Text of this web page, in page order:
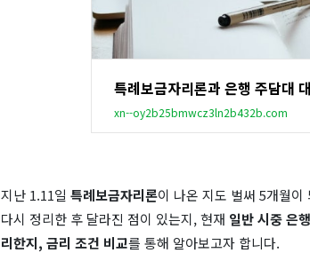
특례보금자리론과 은행 주담대
xn--oy2b25bmwcz3ln2b432b.com
지난 1.11일 특례보금자리론이 나온 지도 벌써 5개월
다시 정리한 후 달라진 점이 있는지, 현재 일반 시중 은
리한지, 금리 조건 비교를 통해 알아보고자 합니다.